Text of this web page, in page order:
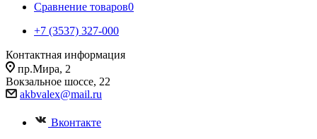
Сравнение товаров0
+7 (3537) 327-000
Контактная информация
пр.Мира, 2
Вокзальное шоссе, 22
akbvalex@mail.ru
Вконтакте